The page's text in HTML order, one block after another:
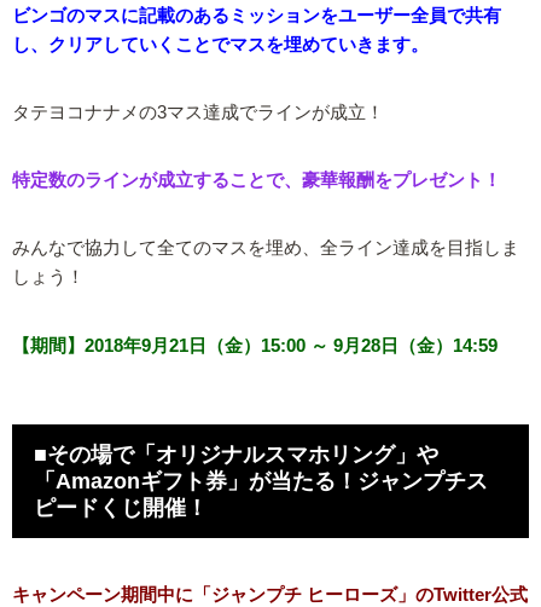
ビンゴのマスに記載のあるミッションをユーザー全員で共有
し、クリアしていくことでマスを埋めていきます。
タテヨコナナメの3マス達成でラインが成立！
特定数のラインが成立することで、豪華報酬をプレゼント！
みんなで協力して全てのマスを埋め、全ライン達成を目指しま
しょう！
【期間】2018年9月21日（金）15:00 ～ 9月28日（金）14:59
■その場で「オリジナルスマホリング」や
「Amazonギフト券」が当たる！ジャンプチス
ピードくじ開催！
キャンペーン期間中に「ジャンプチ ヒーローズ」のTwitter公式